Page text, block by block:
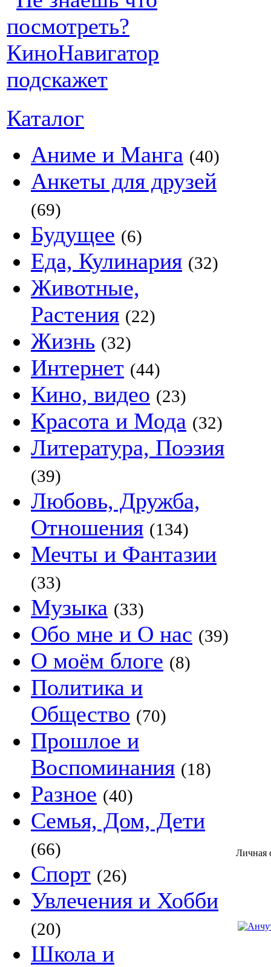
Каталог
Аниме и Манга (40)
Анкеты для друзей
(69)
Будущее (6)
Еда, Кулинария (32)
Животные,
Растения (22)
Жизнь (32)
Интернет (44)
Кино, видео (23)
Красота и Мода (32)
Литература, Поэзия
(39)
Любовь, Дружба,
Отношения (134)
Мечты и Фантазии
(33)
Музыка (33)
Обо мне и О нас (39)
О моём блоге (8)
Политика и
Общество (70)
Прошлое и
Воспоминания (18)
Разное (40)
Семья, Дом, Дети
(66)
Спорт (26)
Увлечения и Хобби
(20)
Школа и
Личная